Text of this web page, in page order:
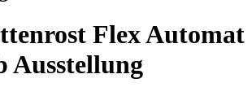
Flex Automat
Ausstellung